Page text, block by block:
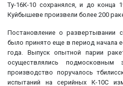
Ту-16К-10 сохранялся, и до конца
Куйбышеве произвели более 200
Постановление о развертывании
было принято еще в период начала
года. Выпуск опытной парии
осуществлялись
производство поручалось
испытаний на серийных К-10С